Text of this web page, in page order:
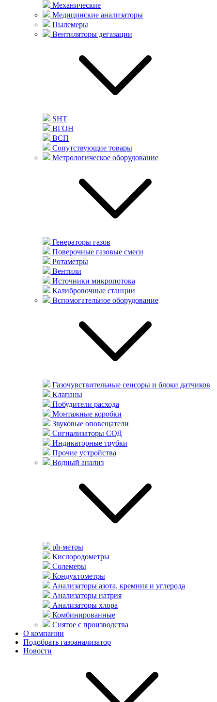
Механические
Медицинские анализаторы
Пылемеры
Вентиляторы дегазации
SHT
ВГОН
ВСП
Сопутствующие товары
Метрологическое оборудование
Генераторы газов
Поверочные газовые смеси
Ротаметры
Вентили
Источники микропотока
Калибровочные станции
Вспомогательное оборудование
Газочувствительные сенсоры и блоки датчиков
Клапаны
Побудители расхода
Монтажные коробки
Звуковые оповещатели
Сигнализаторы СОД
Индикаторные трубки
Прочие устройства
Водный анализ
ph-метры
Кислородометры
Солемеры
Кондуктометры
Анализаторы азота, кремния и углерода
Анализаторы натрия
Анализаторы хлора
Комбинированные
Снятое с производства
О компании
Подобрать газоанализатор
Новости